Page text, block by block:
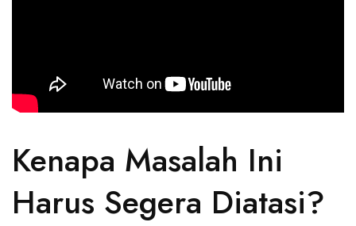
Kenapa Masalah Ini
Harus Segera Diatasi?